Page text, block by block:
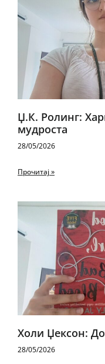
Џ.К. Ролинг:
мудроста
28/05/2026
Прочитај »
Холи Џексон:
28/05/2026